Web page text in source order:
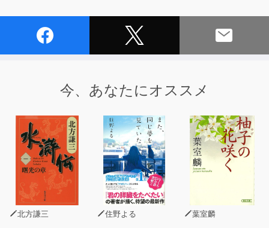
いた。
してくれることに！
子を遠隔で見せてくれる好待遇で……。
皆の困惑、初めて知る自分に対する想い、本物のレーネと
彼らの交流。
皆の優しさに感動が止まらない、そんななか──
「私と鈴音ちゃんは、入れ替わっているんです」
本物のレーネが明かす衝撃の真実を知ったユリウスは？
強メンタル令嬢が逆境を跳ね返す、愛され魔法学園ファン
今、あなたにオススメ
北方謙三 住野よる 葉室麟